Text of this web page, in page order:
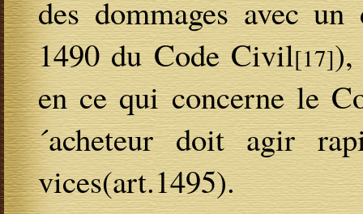
des dommages avec
1490 du Code Civil[17]),
en ce qui concerne le
´acheteur doit agir
vices(art.1495).